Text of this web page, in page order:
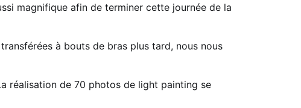
magnifique afin de terminer cette journée de la
à bouts de bras plus tard, nous nous
réalisation de 70 photos de light painting se